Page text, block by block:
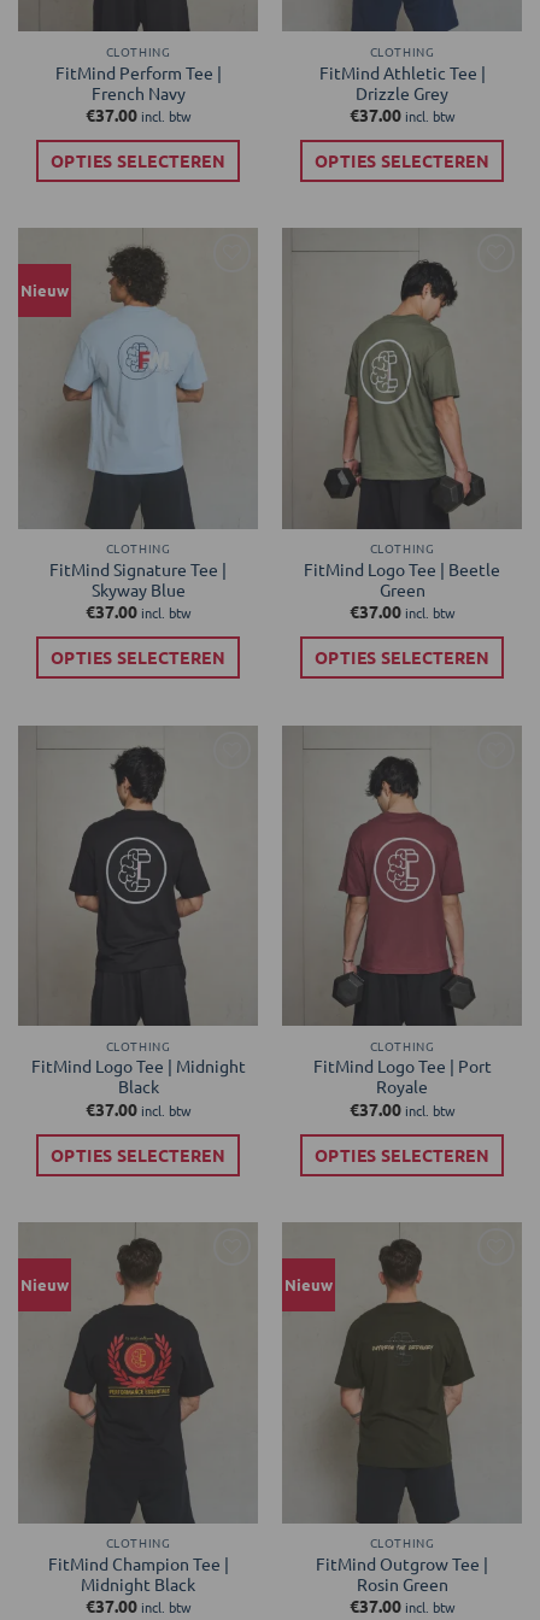
CLOTHING
FitMind Perform Tee |
French Navy
€37.00 incl. btw
OPTIES SELECTEREN
heeft
meerdere
variaties.
Deze
optie
kan
gekozen
de
productpagina
CLOTHING
FitMind Athletic Tee |
Drizzle Grey
€37.00 incl. btw
OPTIES SELECTEREN
meerdere
variaties.
Deze
optie
kan
gekozen
worden
op
productpagina
Nieuw
verlanglijst
CLOTHING
FitMind Signature Tee |
Skyway Blue
€37.00 incl. btw
OPTIES SELECTEREN
meerdere
variaties.
Deze
optie
kan
gekozen
worden
productpagina
Toevoegen
verlanglijst
CLOTHING
FitMind Logo Tee | Beetle
Green
€37.00 incl. btw
OPTIES SELECTEREN
meerdere
variaties.
Deze
optie
kan
gekozen
worden
productpagina
verlanglijst
CLOTHING
FitMind Logo Tee | Midnight
Black
€37.00 incl. btw
OPTIES SELECTEREN
heeft
meerdere
variaties.
Deze
optie
kan
gekozen
worden
productpagina
verlanglijst
CLOTHING
FitMind Logo Tee | Port
Royale
€37.00 incl. btw
OPTIES SELECTEREN
heeft
meerdere
variaties.
Deze
optie
gekozen
worden
productpagina
Nieuw
verlanglijst
CLOTHING
FitMind Champion Tee |
Midnight Black
€37.00 incl. btw
Nieuw
verlanglijst
CLOTHING
FitMind Outgrow Tee |
Rosin Green
€37.00 incl. btw